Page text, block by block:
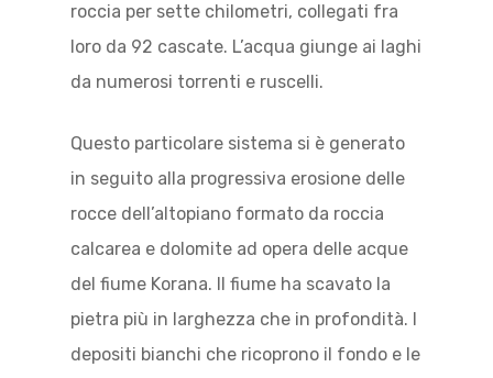
roccia per sette chilometri, collegati fra
loro da 92 cascate. L’acqua giunge ai laghi
da numerosi torrenti e ruscelli.
Questo particolare sistema si è generato
in seguito alla progressiva erosione delle
rocce dell’altopiano formato da roccia
calcarea e dolomite ad opera delle acque
del fiume Korana. Il fiume ha scavato la
pietra più in larghezza che in profondità. I
depositi bianchi che ricoprono il fondo e le